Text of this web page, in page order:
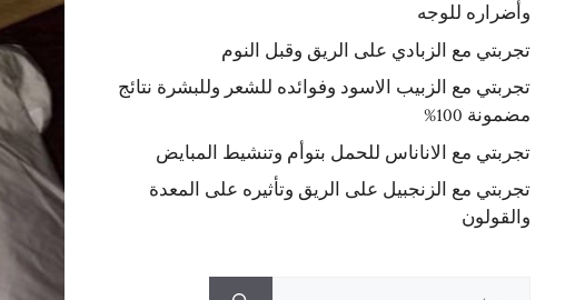
وأضراره للوجه
تجربتي مع الزبادي على الريق وقبل النوم
تجربتي مع الزبيب الاسود وفوائده للشعر وللبشرة نتائج
مضمونة 100%
تجربتي مع الاناناس للحمل بتوأم وتنشيط المبايض
تجربتي مع الزنجبيل على الريق وتأثيره على المعدة
والقولون